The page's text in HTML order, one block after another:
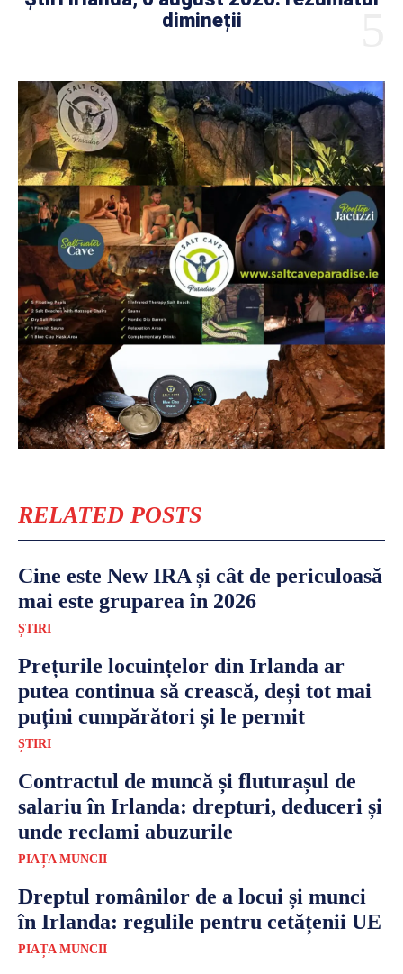
dimineții
RELATED POSTS
Cine este New IRA și cât de periculoasă
mai este gruparea în 2026
ȘTIRI
Prețurile locuințelor din Irlanda ar
putea continua să crească, deși tot mai
puțini cumpărători și le permit
ȘTIRI
Contractul de muncă și fluturașul de
salariu în Irlanda: drepturi, deduceri și
unde reclami abuzurile
PIAȚA MUNCII
Dreptul românilor de a locui și munci
în Irlanda: regulile pentru cetățenii UE
PIAȚA MUNCII